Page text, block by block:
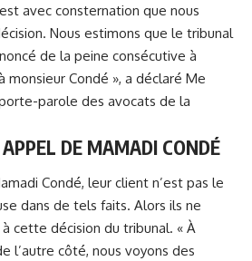
avec consternation que nous
Nous estimons que le tribunal
de la peine consécutive à
monsieur Condé », a déclaré Me
parole des avocats de la
DE MAMADI CONDÉ
Condé, leur client n’est pas le
dans de tels faits. Alors ils ne
cette décision du tribunal. « À
l’autre côté, nous voyons des